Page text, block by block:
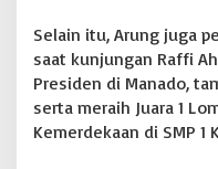
L
e
b
i
h
P
Selain itu, Arung juga
saat kunjungan Raffi
Presiden di Manado,
serta meraih Juara 1
Kemerdekaan di SMP 1